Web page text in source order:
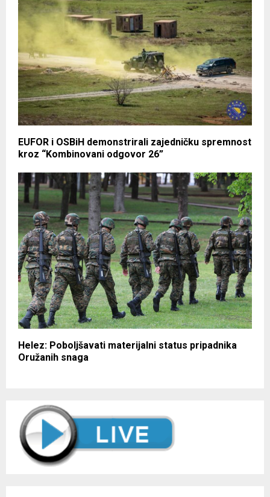
EUFOR i OSBiH demonstrirali zajedničku spremnost
kroz “Kombinovani odgovor 26”
Helez: Poboljšavati materijalni status pripadnika
Oružanih snaga